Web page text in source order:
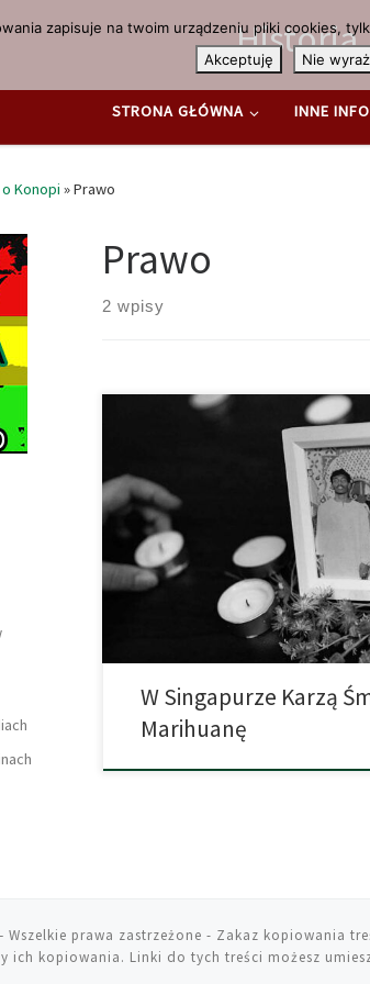
STRONA GŁÓWNA INNE
Konopi »Prawo
Prawo
2 wpisy
Singapur jest jednym z niewielu
przemyt lub posiadanie marihuany grozi
ostatnich miesiącach w tym azjatyckim
wykonano kilka egzekucji osób
narkotykami. Sprawy te wywołały
organizacji praw człowieka i
Powiesili go za kilogram […]
W Singapurze Karzą
Marihuanę
Wszelkie prawa zastrzeżone - Zakaz kopiowania
ich kopiowania. Linki do tych treści możesz
zapisuje na twoim urządzeniu pliki cookies,
Akceptuję
Nie